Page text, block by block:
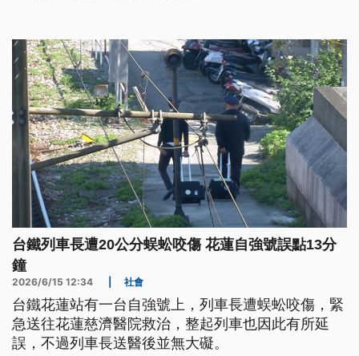
台鐵列車長遭20公分蜈蚣咬傷 花蓮自強號誤點13分
鐘
2026/6/15 12:34 社會
台鐵花蓮站有一台自強號上，列車長遭蜈蚣咬傷，緊
急送往花蓮慈濟醫院救治，整起列車也因此有所延
誤，不過列車長送醫後並無大礙。